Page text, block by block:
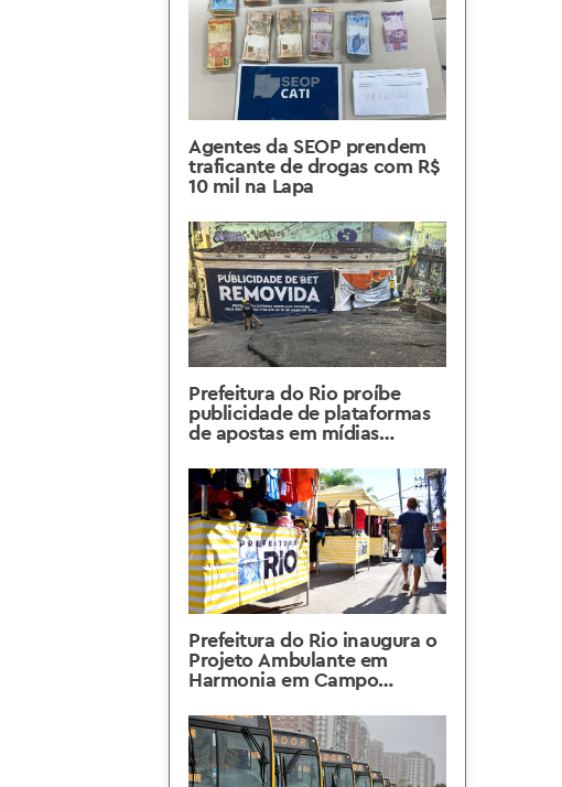
Agentes da SEOP prendem
traficante de drogas com R$
10 mil na Lapa
Prefeitura do Rio proíbe
publicidade de plataformas
de apostas em mídias
Prefeitura do Rio inaugura o
Projeto Ambulante em
Harmonia em Campo